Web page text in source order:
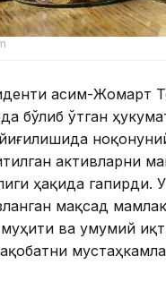
Қасим-Жомарт
бўлиб ўтган
активларни
ҳақида гапирди.
мақсад
ва умумий